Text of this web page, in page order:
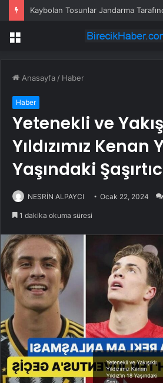
Kaybolan Tosunlar Jandarma
Menü
Anasayfa / Haber
Haber
Yetenekli ve
Yıldızımız Kenan
Yaşındaki
NESRİN ALPAYCI Ocak 22, 2024
1 dakika okuma süresi